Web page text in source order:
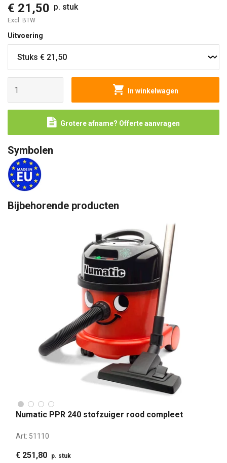
€ 21,50 p. stuk
Excl. BTW
Uitvoering
In winkelwagen
Grotere afname? Offerte aanvragen
Symbolen
Bijbehorende producten
Numatic PPR 240 stofzuiger rood compleet
Art: 51110
€ 251,80 p. stuk